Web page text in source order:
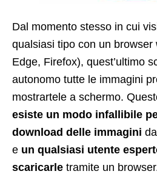
Dal momento stesso in cui
qualsiasi tipo con un browser
Edge, Firefox), quest’ultimo
autonomo tutte le immagini
mostrartele a schermo.
esiste un modo infallibile
download delle immagini
e un qualsiasi utente
scaricarle tramite un